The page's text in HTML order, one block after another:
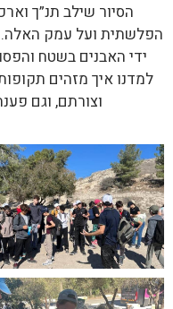
הסיור שילב תנ”ך
הפלשתית ועל עמק האלה.
ידי האבנים בשטח
למדנו איך מזהים
וצורתם, וגם